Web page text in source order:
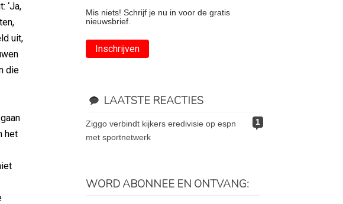
‘Ja,
uit,
die
het
Mis niets! Schrijf je nu in voor de gratis
nieuwsbrief.
Inschrijven
LAATSTE REACTIES
1
ziggo verbindt kijkers eredivisie op espn
met sportnetwerk
WORD ABONNEE EN ONTVANG: